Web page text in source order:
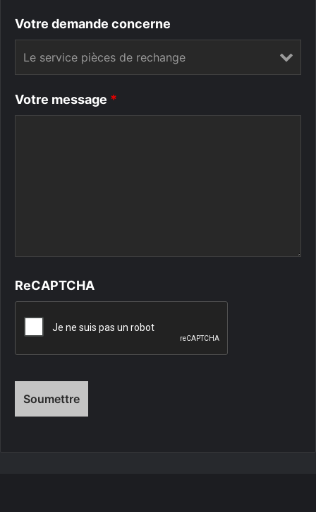
Votre demande concerne
Votre message *
ReCAPTCHA